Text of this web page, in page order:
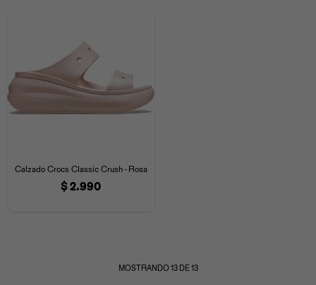
Calzado Crocs Classic Crush - Rosa
$2.990
MOSTRANDO13DE13